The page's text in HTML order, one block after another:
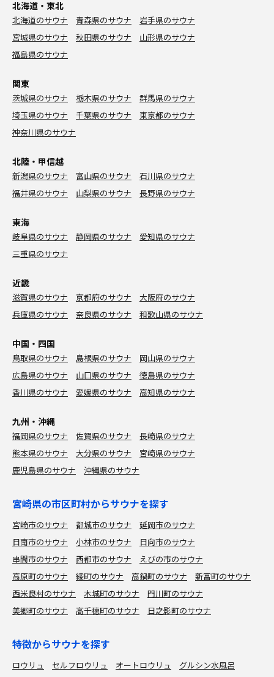
北海道・東北
北海道のサウナ 青森県のサウナ
岩手県のサウナ
宮城県のサウナ
秋田県のサウナ
山形県のサウナ
福島県のサウナ
関東
茨城県のサウナ 栃木県のサウナ
群馬県のサウナ
埼玉県のサウナ
千葉県のサウナ
東京都のサウナ
神奈川県のサウナ
北陸・甲信越
新潟県のサウナ 富山県のサウナ
石川県のサウナ
福井県のサウナ
山梨県のサウナ 長野県のサウナ
東海
岐阜県のサウナ 静岡県のサウナ
愛知県のサウナ
三重県のサウナ
近畿
滋賀県のサウナ 京都府のサウナ
大阪府のサウナ
兵庫県のサウナ
奈良県のサウナ 和歌山県のサウナ
中国・四国
鳥取県のサウナ 島根県のサウナ
岡山県のサウナ
広島県のサウナ
山口県のサウナ
徳島県のサウナ
香川県のサウナ
愛媛県のサウナ 高知県のサウナ
九州・沖縄
福岡県のサウナ 佐賀県のサウナ
長崎県のサウナ
熊本県のサウナ
大分県のサウナ
宮崎県のサウナ
鹿児島県のサウナ
沖縄県のサウナ
宮崎県の市区町村からサウナを探す
宮崎市のサウナ 都城市のサウナ
延岡市のサウナ
日南市のサウナ
小林市のサウナ
日向市のサウナ
串間市のサウナ
西都市のサウナ
えびの市のサウナ
高原町のサウナ
綾町のサウナ 高鍋町のサウナ
新富町のサウナ
西米良村のサウナ
木城町のサウナ
門川町のサウナ
美郷町のサウナ
高千穂町のサウナ 日之影町のサウナ
特徴からサウナを探す
ロウリュ セルフロウリュ オートロウリュ
グルシン水風呂